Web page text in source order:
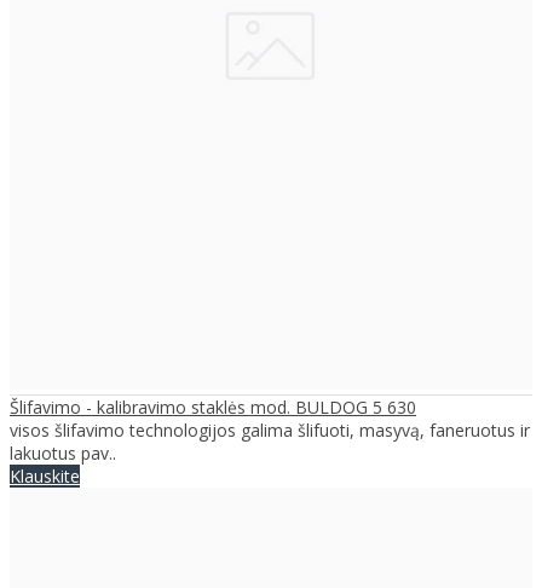
Šlifavimo - kalibravimo staklės mod. BULDOG 5 630
visos šlifavimo technologijos galima šlifuoti, masyvą, faneruotus ir
lakuotus pav..
Klauskite